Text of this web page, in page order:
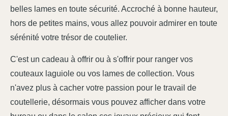
belles lames en toute sécurité. Accroché à bonne hauteur,
hors de petites mains, vous allez pouvoir admirer en toute
sérénité votre trésor de coutelier.
C'est un cadeau à offrir ou à s'offrir pour ranger vos
couteaux laguiole ou vos lames de collection. Vous
n'avez plus à cacher votre passion pour le travail de
coutellerie, désormais vous pouvez afficher dans votre